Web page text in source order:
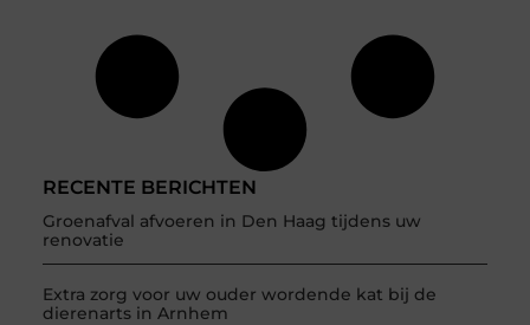
RECENTE BERICHTEN
Groenafval afvoeren in Den Haag tijdens uw
renovatie
Extra zorg voor uw ouder wordende kat bij de
dierenarts in Arnhem